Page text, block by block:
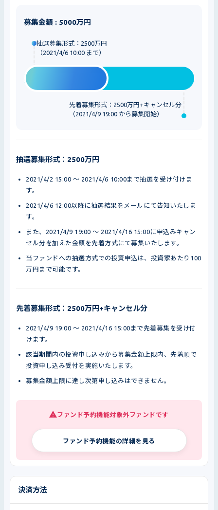
募集金額 : 5000万円
抽選募集形式：2500万円
（2021/4/6 10:00 まで）
先着募集形式：2500万円+キャンセル分
（2021/4/9 19:00 から募集開始）
抽選募集形式：2500万円
2021/4/2 15:00 〜 2021/4/6 10:00まで抽選を受け付けま
す。
2021/4/6 12:00以降に抽選結果をメールにて告知いたしま
す。
また、2021/4/9 19:00 〜 2021/4/16 15:00に申込みキャン
セル分を加えた金額を先着方式にて募集いたします。
当ファンドへの抽選方式での投資申込は、投資家あたり100
万円まで可能です。
先着募集形式：2500万円+キャンセル分
2021/4/9 19:00 〜 2021/4/16 15:00まで先着募集を受け付
けます。
該当期間内の投資申し込みから募集金額上限内、先着順で
投資申し込み受付を実施いたします。
募集金額上限に達し次第申し込みはできません。
ファンド予約機能対象外ファンドです
ファンド予約機能の詳細を見る
決済方法